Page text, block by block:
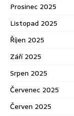
Prosinec 2025
Listopad 2025
Říjen 2025
Září 2025
Srpen 2025
Červenec 2025
Červen 2025